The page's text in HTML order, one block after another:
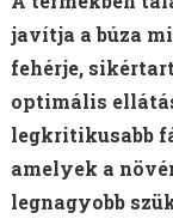
javítja a búza
fehérje,
optimális
legkritikusabb
amelyek a
legnagyobb